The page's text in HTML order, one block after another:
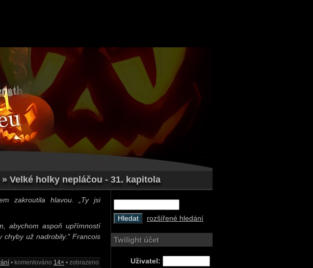
Velké holky nepláčou - 31. kapitola
zakroutila hlavou. „Ty jsi
abychom aspoň upřímností
chyby už nadrobily." Francois
• komentováno 14× • zobrazeno
rozšířené hledání
Twilight účet
Uživatel: